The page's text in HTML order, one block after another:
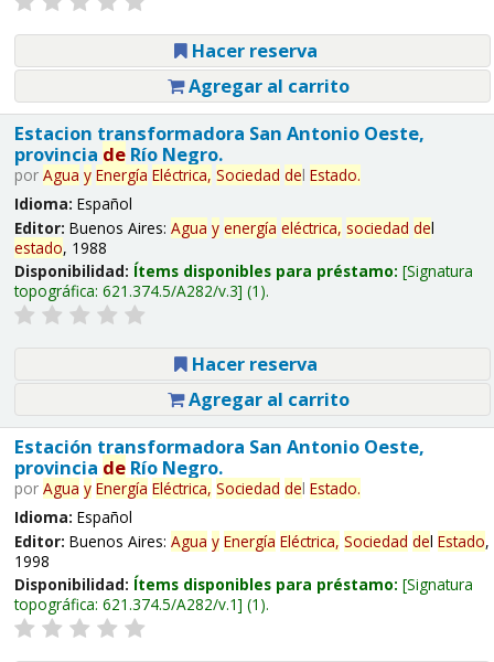
Hacer reserva
Agregar al carrito
Estacion transformadora San Antonio Oeste,
provincia deRío Negro.
por Agua y Energía Eléctrica, Sociedad del Estado.
Idioma: Español
Editor: Buenos Aires: Agua y energía eléctrica, sociedad del
estado, 1988
Disponibilidad: Ítems disponibles para préstamo: Signatura
topográfica: 621.374.5/A282/v.3 (1).
Hacer reserva
Agregar al carrito
Estación transformadora San Antonio Oeste,
provincia deRío Negro.
por Agua y Energía Eléctrica, Sociedad del Estado.
Idioma: Español
Editor: Buenos Aires: Agua y Energía Eléctrica, Sociedad del Estado,
1998
Disponibilidad: Ítems disponibles para préstamo: Signatura
topográfica: 621.374.5/A282/v.1 (1).